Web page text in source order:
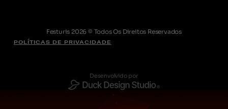
Festuris 2026 © Todos Os Direitos Reservados
POLÍTICAS DE PRIVACIDADE
Desenvolvido por